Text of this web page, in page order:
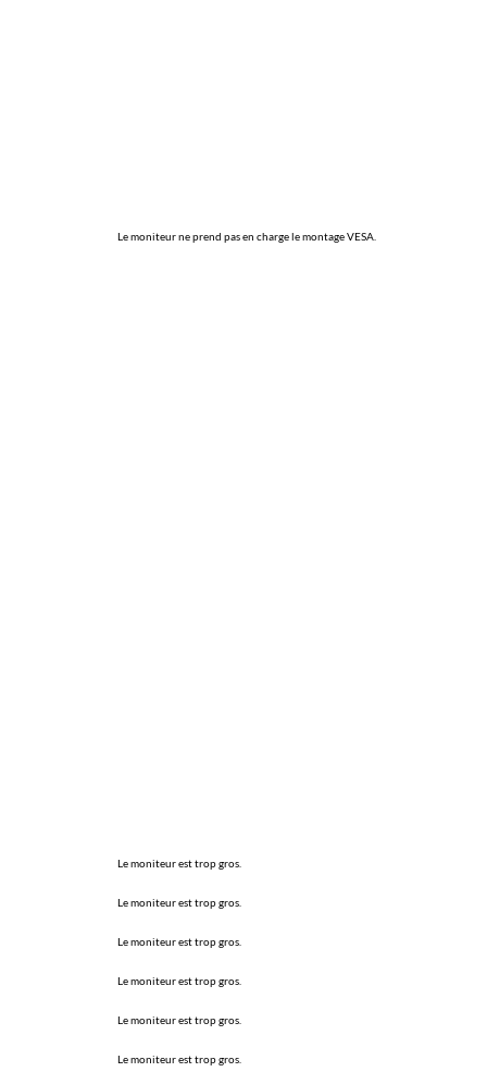
Le moniteur ne prend pas en charge le montage VESA.
Le moniteur est trop gros.
Le moniteur est trop gros.
Le moniteur est trop gros.
Le moniteur est trop gros.
Le moniteur est trop gros.
Le moniteur est trop gros.